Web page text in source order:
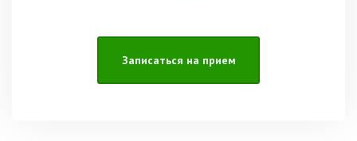
Записаться на прием